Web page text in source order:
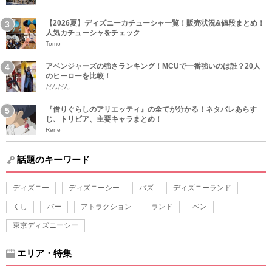
【2026夏】ディズニーカチューシャ一覧！販売状況&値段まとめ！
人気カチューシャをチェック
Tomo
アベンジャーズの強さランキング！MCUで一番強いのは誰？20人
のヒーローを比較！
だんだん
『借りぐらしのアリエッティ』の全てが分かる！ネタバレあらす
じ、トリビア、主要キャラまとめ！
Rene
話題のキーワード
ディズニー ディズニーシー バズ ディズニーランド
くし バー アトラクション ランド ペン
東京ディズニーシー
エリア・特集